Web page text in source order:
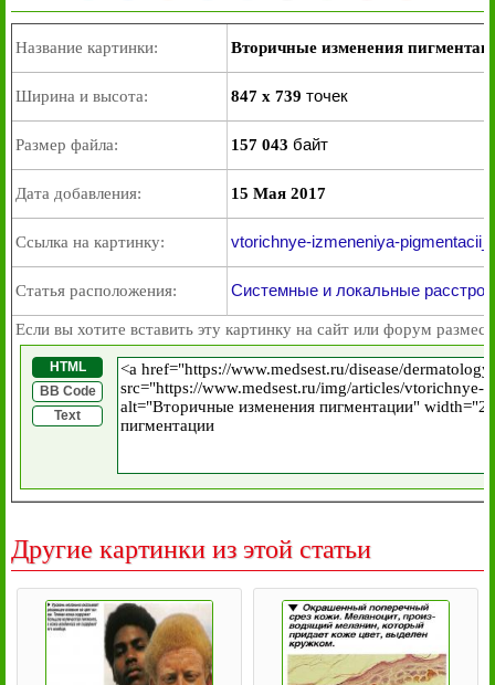
Название картинки: Вторичные изменения
Ширина и высота: 847 x 739 точек
Размер файла: 157 043 байт
Дата добавления: 15 Мая 2017
Ссылка на картинку: vtorichnye-izmeneniya-
Статья расположения: Системные и локальные
Если вы хотите вставить эту картинку на сайт или форум
HTML
BB Code
Text
Другие картинки из этой статьи